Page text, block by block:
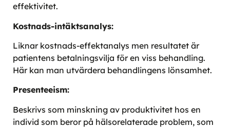
effektivitet.
Kostnads-intäktsanalys:
Liknar kostnads-effektanalys men resultatet är
patientens betalningsvilja för en viss behandling.
Här kan man utvärdera behandlingens lönsamhet.
Presenteeism:
Beskrivs som minskning av produktivitet hos en
individ som beror på hälsorelaterade problem, som